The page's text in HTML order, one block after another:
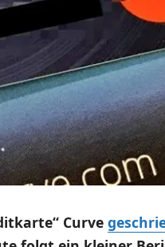
Curve